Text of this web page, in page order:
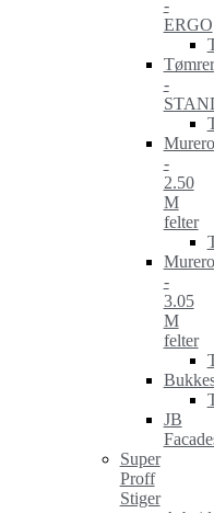
-
ERGO
-
-
2.50
M
felter
-
3.05
M
felter
JB
Super
Proff
Stiger